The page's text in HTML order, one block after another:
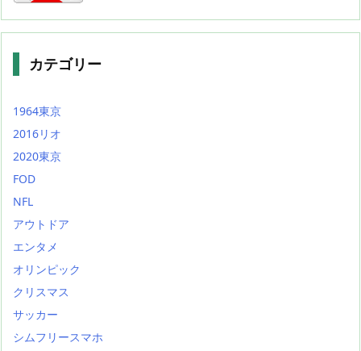
カテゴリー
1964東京
2016リオ
2020東京
FOD
NFL
アウトドア
エンタメ
オリンピック
クリスマス
サッカー
シムフリースマホ